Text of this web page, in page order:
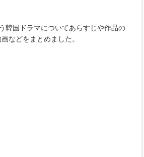
韓国ドラマについてあらすじや作品の
などをまとめました。